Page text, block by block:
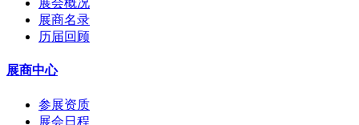
展会概况
展商名录
历届回顾
展商中心
参展资质
展会日程